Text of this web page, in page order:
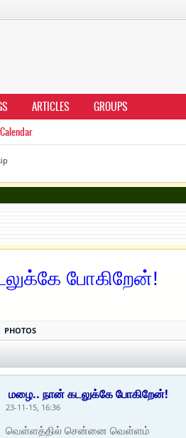
ARTICLES GROUPS
Calendar
போகிறேன்!
PHOTOS
மழை.. நான் கடலுக்கே போகிறேன்!
23-11-15, 16:36
வெள்ளத்தில் சென்னை வெள்ளம்